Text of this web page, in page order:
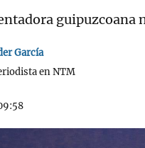
guipuzcoana
García
en NTM